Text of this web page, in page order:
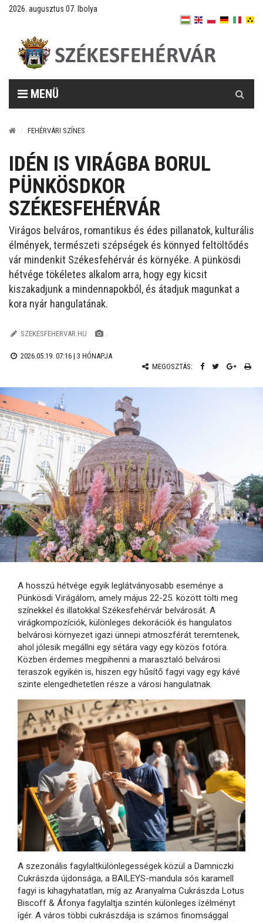
2026. augusztus 07. Ibolya
MENÜ
FEHÉRVÁRI SZÍNES
IDÉN IS VIRÁGBA BORUL
PÜNKÖSDKOR
SZÉKESFEHÉRVÁR
Virágos belváros, romantikus és édes pillanatok, kulturális
élmények, természeti szépségek és könnyed feltöltődés
vár mindenkit Székesfehérvár és környéke. A pünkösdi
hétvége tökéletes alkalom arra, hogy egy kicsit
kiszakadjunk a mindennapokból, és átadjuk magunkat a
kora nyár hangulatának.
SZEKESFEHERVAR.HU .
2026.05.19. 07:16 | 3 HÓNAPJA
MEGOSZTÁS:
A hosszú hétvége egyik leglátványosabb eseménye a
Pünkösdi Virágálom, amely május 22-25. között tölti meg
színekkel és illatokkal Székesfehérvár belvárosát. A
virágkompozíciók, különleges dekorációk és hangulatos
belvárosi környezet igazi ünnepi atmoszférát teremtenek,
ahol jólesik megállni egy sétára vagy egy közös fotóra.
Közben érdemes megpihenni a marasztaló belvárosi
teraszok egyikén is, hiszen egy hűsítő fagyi vagy egy kávé
szinte elengedhetetlen része a városi hangulatnak.
A szezonális fagylaltkülönlegességek közül a Damniczki
Cukrászda újdonsága, a BAILEYS-mandula sós karamell
fagyi is kihagyhatatlan, míg az Aranyalma Cukrászda Lotus
Biscoff & Áfonya fagylaltja szintén különleges ízélményt
ígér. A város többi cukrászdája is számos finomsággal